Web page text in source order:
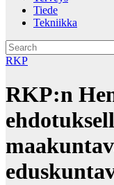
Tiede
Tekniikka
RKP
RKP:n